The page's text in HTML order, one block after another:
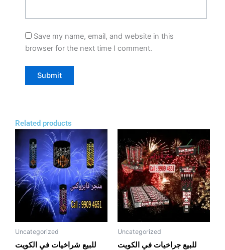
Save my name, email, and website in this
browser for the next time I comment.
Related products
Uncategorized
للبيع شراخيات في الكويت
Uncategorized
للبيع جراخيات في الكويت